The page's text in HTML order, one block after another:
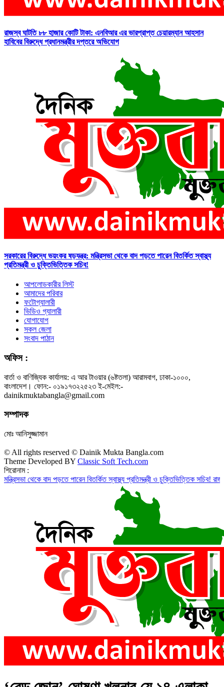
রাজস্ব ঘাটতি ৮৮ হাজার কোটি টাকা: এনবিআর এর ভারপ্রাপ্ত চেয়ারম্যান আহসান
হাবিবের বিরুদ্ধে প্রধানমন্ত্রীর দপ্তরে অভিযোগ
সরকারের বিরুদ্ধে ভয়ংকর ষড়যন্ত্র: মন্ত্রিসভা থেকে বাদ পড়তে পারেন বিতর্কিত স্বাস্থ্য
প্রতিমন্ত্রী ও চুক্তিভিত্তিক সচিব!
আপলোডকারীর লিস্ট
আমাদের পরিবার
ফটোগ্যালারী
ভিডিও গ্যালারী
যোগাযোগ
সকল জেলা
সংবাদ পাঠান
অফিস :
বার্তা ও বাণিজ্যিক কার্যালয়: এ আর টাওয়ার (৬ষ্টতলা) আরামবাগ, ঢাকা-১০০০,
বাংলাদেশ। ফোন:- ০১৯১৭৩২২৫২৩ ই-মেইল:-
dainikmuktabangla@gmail.com
সম্পাদক
মোঃ আনিসুজ্জামান
© All rights reserved © Dainik Mukta Bangla.com
Theme Developed BY Classic Soft Tech.com
শিরোনাম :
থেকে বাদ পড়তে পারেন বিতর্কিত স্বাস্থ্য প্রতিমন্ত্রী ও চুক্তিভিত্তিক সচিব!রাজস্ব